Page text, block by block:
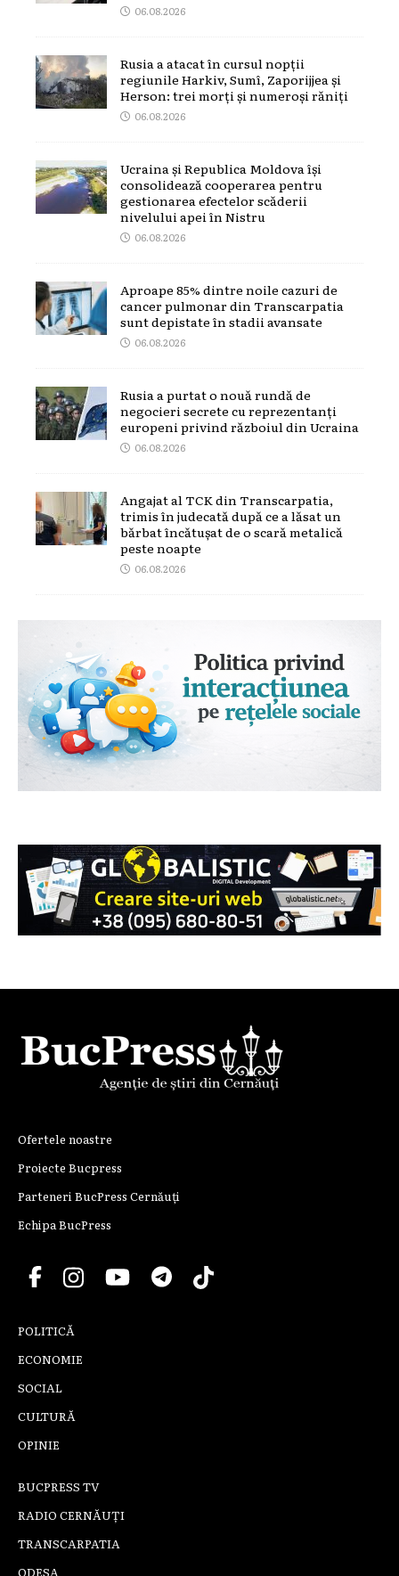
06.08.2026
Rusia a atacat în cursul nopții
regiunile Harkiv, Sumî, Zaporijjea și
Herson: trei morți și numeroși răniți
06.08.2026
Ucraina și Republica Moldova își
consolidează cooperarea pentru
gestionarea efectelor scăderii
nivelului apei în Nistru
06.08.2026
Aproape 85% dintre noile cazuri de
cancer pulmonar din Transcarpatia
sunt depistate în stadii avansate
06.08.2026
Rusia a purtat o nouă rundă de
negocieri secrete cu reprezentanți
europeni privind războiul din Ucraina
06.08.2026
Angajat al TCK din Transcarpatia,
trimis în judecată după ce a lăsat un
bărbat încătușat de o scară metalică
peste noapte
06.08.2026
Ofertele noastre
Proiecte Bucpress
Parteneri BucPress Cernăuți
Echipa BucPress
POLITICĂ
ECONOMIE
SOCIAL
CULTURĂ
OPINIE
BUCPRESS TV
RADIO CERNĂUȚI
TRANSCARPATIA
ODESA